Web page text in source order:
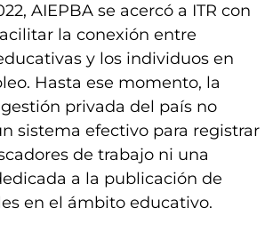
AIEPBA se acercó a ITR con
la conexión entre
y los individuos en
Hasta ese momento, la
privada del país no
sistema efectivo para registrar
de trabajo ni una
a la publicación de
en el ámbito educativo.